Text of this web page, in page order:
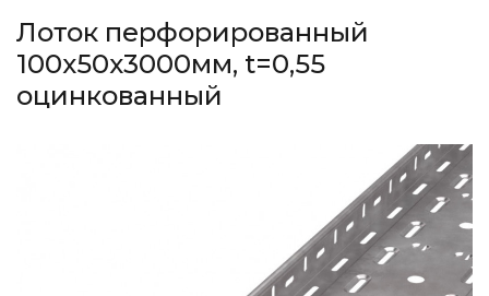
Лоток перфорированный
100х50х3000мм, t=0,55
оцинкованный